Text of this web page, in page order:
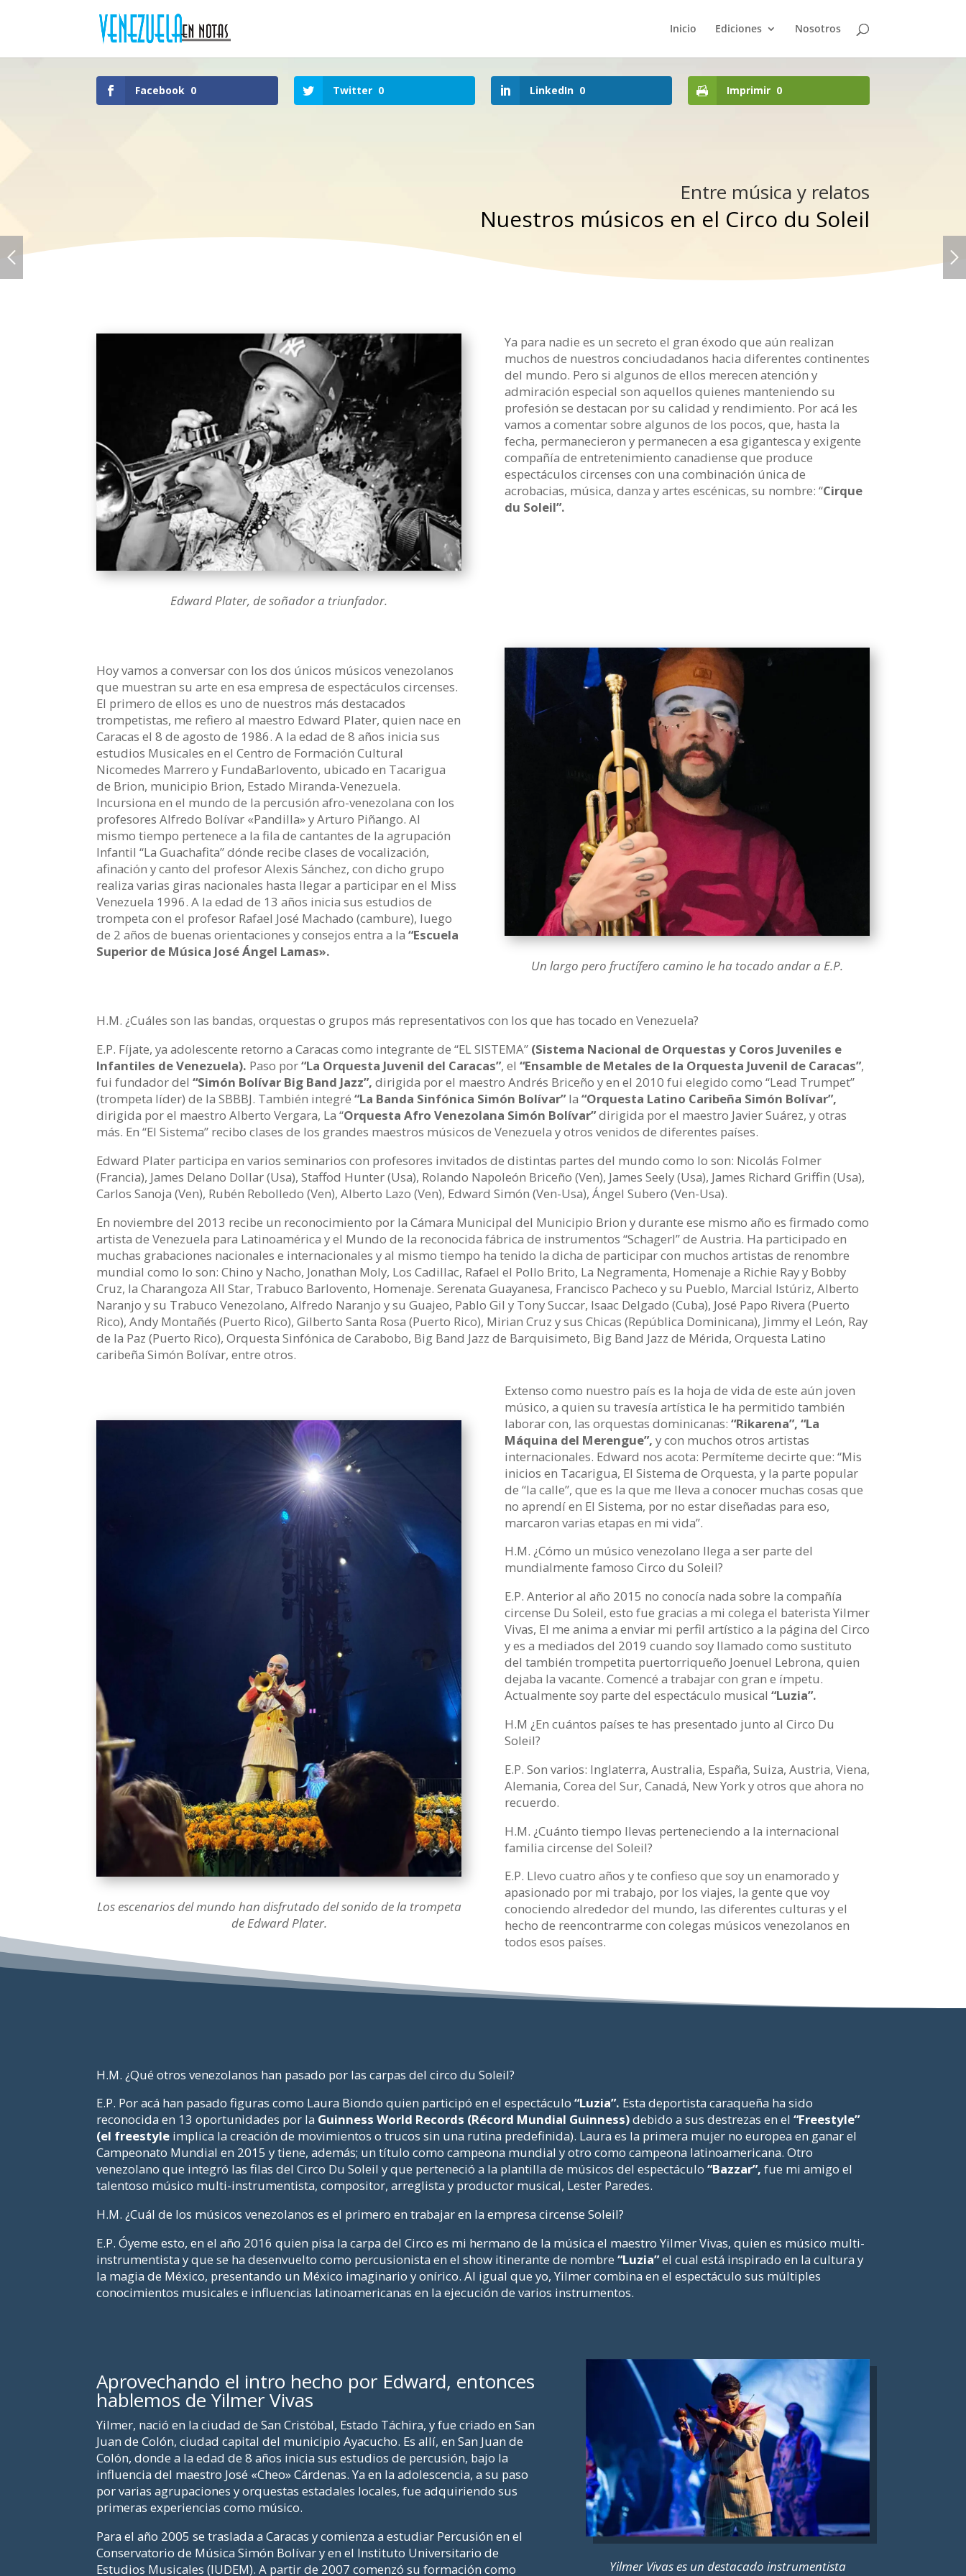
Inicio Ediciones Nosotros
Facebook 0 Twitter 0 LinkedIn 0 Imprimir 0
Entre música y relatos
Nuestros músicos en el Circo du Soleil
Edward Plater, de soñador a triunfador.
Ya para nadie es un secreto el gran éxodo que aún realizan
muchos de nuestros conciudadanos hacia diferentes continentes
del mundo. Pero si algunos de ellos merecen atención y
admiración especial son aquellos quienes manteniendo su
profesión se destacan por su calidad y rendimiento. Por acá les
vamos a comentar sobre algunos de los pocos, que, hasta la
fecha, permanecieron y permanecen a esa gigantesca y exigente
compañía de entretenimiento canadiense que produce
espectáculos circenses con una combinación única de
acrobacias, música, danza y artes escénicas, su nombre: “Cirque
du Soleil”.
Hoy vamos a conversar con los dos únicos músicos venezolanos
que muestran su arte en esa empresa de espectáculos circenses.
El primero de ellos es uno de nuestros más destacados
trompetistas, me refiero al maestro Edward Plater, quien nace en
Caracas el 8 de agosto de 1986. A la edad de 8 años inicia sus
estudios Musicales en el Centro de Formación Cultural
Nicomedes Marrero y FundaBarlovento, ubicado en Tacarigua
de Brion, municipio Brion, Estado Miranda-Venezuela.
Incursiona en el mundo de la percusión afro-venezolana con los
profesores Alfredo Bolívar «Pandilla» y Arturo Piñango. Al
mismo tiempo pertenece a la fila de cantantes de la agrupación
Infantil “La Guachafita” dónde recibe clases de vocalización,
afinación y canto del profesor Alexis Sánchez, con dicho grupo
realiza varias giras nacionales hasta llegar a participar en el Miss
Venezuela 1996. A la edad de 13 años inicia sus estudios de
trompeta con el profesor Rafael José Machado (cambure), luego
de 2 años de buenas orientaciones y consejos entra a la“Escuela
Superior de Música José Ángel Lamas».
Un largo pero fructífero camino le ha tocado andar a E.P.
H.M. ¿Cuáles son las bandas, orquestas o grupos más representativos con los que has tocado en Venezuela?
E.P. Fíjate, ya adolescente retorno a Caracas como integrante de “EL SISTEMA” (Sistema Nacional de Orquestas y Coros Juveniles e
Infantiles de Venezuela). Paso por“La Orquesta Juvenil del Caracas”, el“Ensamble de Metales de la Orquesta Juvenil de Caracas”,
fui fundador del“Simón Bolívar Big Band Jazz”, dirigida por el maestro Andrés Briceño y en el 2010 fui elegido como “Lead Trumpet”
(trompeta líder) de la SBBBJ. También integré“La Banda Sinfónica Simón Bolívar” la“Orquesta Latino Caribeña Simón Bolívar”,
dirigida por el maestro Alberto Vergara, La “Orquesta Afro Venezolana Simón Bolívar”dirigida por el maestro Javier Suárez, y otras
más. En “El Sistema” recibo clases de los grandes maestros músicos de Venezuela y otros venidos de diferentes países.
Edward Plater participa en varios seminarios con profesores invitados de distintas partes del mundo como lo son: Nicolás Folmer
(Francia), James Delano Dollar (Usa), Staffod Hunter (Usa), Rolando Napoleón Briceño (Ven), James Seely (Usa), James Richard Griffin (Usa),
Carlos Sanoja (Ven), Rubén Rebolledo (Ven), Alberto Lazo (Ven), Edward Simón (Ven-Usa), Ángel Subero (Ven-Usa).
En noviembre del 2013 recibe un reconocimiento por la Cámara Municipal del Municipio Brion y durante ese mismo año es firmado como
artista de Venezuela para Latinoamérica y el Mundo de la reconocida fábrica de instrumentos “Schagerl” de Austria. Ha participado en
muchas grabaciones nacionales e internacionales y al mismo tiempo ha tenido la dicha de participar con muchos artistas de renombre
mundial como lo son: Chino y Nacho, Jonathan Moly, Los Cadillac, Rafael el Pollo Brito, La Negramenta, Homenaje a Richie Ray y Bobby
Cruz, la Charangoza All Star, Trabuco Barlovento, Homenaje. Serenata Guayanesa, Francisco Pacheco y su Pueblo, Marcial Istúriz, Alberto
Naranjo y su Trabuco Venezolano, Alfredo Naranjo y su Guajeo, Pablo Gil y Tony Succar, Isaac Delgado (Cuba), José Papo Rivera (Puerto
Rico), Andy Montañés (Puerto Rico), Gilberto Santa Rosa (Puerto Rico), Mirian Cruz y sus Chicas (República Dominicana), Jimmy el León, Ray
de la Paz (Puerto Rico), Orquesta Sinfónica de Carabobo, Big Band Jazz de Barquisimeto, Big Band Jazz de Mérida, Orquesta Latino
caribeña Simón Bolívar, entre otros.
Los escenarios del mundo han disfrutado del sonido de la trompeta
de Edward Plater.
Extenso como nuestro país es la hoja de vida de este aún joven
músico, a quien su travesía artística le ha permitido también
laborar con, las orquestas dominicanas: “Rikarena”, “La
Máquina del Merengue”, y con muchos otros artistas
internacionales. Edward nos acota: Permíteme decirte que: “Mis
inicios en Tacarigua, El Sistema de Orquesta, y la parte popular
de “la calle”, que es la que me lleva a conocer muchas cosas que
no aprendí en El Sistema, por no estar diseñadas para eso,
marcaron varias etapas en mi vida”.
H.M. ¿Cómo un músico venezolano llega a ser parte del
mundialmente famoso Circo du Soleil?
E.P. Anterior al año 2015 no conocía nada sobre la compañía
circense Du Soleil, esto fue gracias a mi colega el baterista Yilmer
Vivas, El me anima a enviar mi perfil artístico a la página del Circo
y es a mediados del 2019 cuando soy llamado como sustituto
del también trompetita puertorriqueño Joenuel Lebrona, quien
dejaba la vacante. Comencé a trabajar con gran e ímpetu.
Actualmente soy parte del espectáculo musical “Luzia”.
H.M ¿En cuántos países te has presentado junto al Circo Du
Soleil?
E.P. Son varios: Inglaterra, Australia, España, Suiza, Austria, Viena,
Alemania, Corea del Sur, Canadá, New York y otros que ahora no
recuerdo.
H.M. ¿Cuánto tiempo llevas perteneciendo a la internacional
familia circense del Soleil?
E.P. Llevo cuatro años y te confieso que soy un enamorado y
apasionado por mi trabajo, por los viajes, la gente que voy
conociendo alrededor del mundo, las diferentes culturas y el
hecho de reencontrarme con colegas músicos venezolanos en
todos esos países.
H.M. ¿Qué otros venezolanos han pasado por las carpas del circo du Soleil?
E.P. Por acá han pasado figuras como Laura Biondo quien participó en el espectáculo“Luzia”. Esta deportista caraqueña ha sido
reconocida en 13 oportunidades por la Guinness World Records (Récord Mundial Guinness)debido a sus destrezas en el“Freestyle”
(el freestyle implica la creación de movimientos o trucos sin una rutina predefinida). Laura es la primera mujer no europea en ganar el
Campeonato Mundial en 2015 y tiene, además; un título como campeona mundial y otro como campeona latinoamericana. Otro
venezolano que integró las filas del Circo Du Soleil y que perteneció a la plantilla de músicos del espectáculo“Bazzar”, fue mi amigo el
talentoso músico multi-instrumentista, compositor, arreglista y productor musical, Lester Paredes.
H.M. ¿Cuál de los músicos venezolanos es el primero en trabajar en la empresa circense Soleil?
E.P. Óyeme esto, en el año 2016 quien pisa la carpa del Circo es mi hermano de la música el maestro Yilmer Vivas, quien es músico multi-
instrumentista y que se ha desenvuelto como percusionista en el show itinerante de nombre“Luzia”el cual está inspirado en la cultura y
la magia de México, presentando un México imaginario y onírico. Al igual que yo, Yilmer combina en el espectáculo sus múltiples
conocimientos musicales e influencias latinoamericanas en la ejecución de varios instrumentos.
Aprovechando el intro hecho por Edward, entonces
hablemos de Yilmer Vivas
Yilmer, nació en la ciudad de San Cristóbal, Estado Táchira, y fue criado en San
Juan de Colón, ciudad capital del municipio Ayacucho. Es allí, en San Juan de
Colón, donde a la edad de 8 años inicia sus estudios de percusión, bajo la
influencia del maestro José «Cheo» Cárdenas. Ya en la adolescencia, a su paso
por varias agrupaciones y orquestas estadales locales, fue adquiriendo sus
primeras experiencias como músico.
Para el año 2005 se traslada a Caracas y comienza a estudiar Percusión en el
Conservatorio de Música Simón Bolívar y en el Instituto Universitario de
Estudios Musicales (IUDEM). A partir de 2007 comenzó su formación como
Yilmer Vivas es un destacado instrumentista